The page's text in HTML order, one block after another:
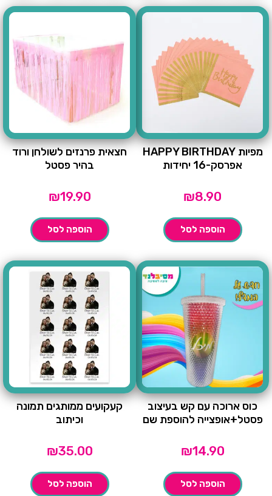
מפיות HAPPY BIRTHDAY
אפרסק-16 יחידות
₪8.90
הוספה לסל
חצאית פרנזים לשולחן ורוד
בהיר פסטל
₪19.90
הוספה לסל
כוס ארוכה עם קש בעיצוב
פסטל+אופצייה להוספת שם
₪14.90
הוספה לסל
קעקועים ממותגים תמונה
וכיתוב
₪35.00
הוספה לסל